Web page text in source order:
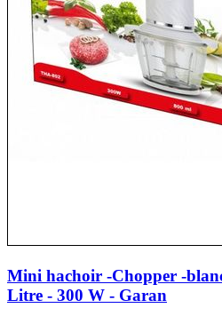
Mini hachoir -Chopper -
Litre - 300 W - Garan